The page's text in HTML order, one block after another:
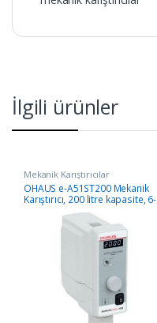
İlgili ürünler
Mekanik Karıştırıcılar
OHAUS e-A51ST200 Mekanik
Karıştırıcı, 200 litre kapasite, 6-
2000 rpm hız, 200 Ncm tork